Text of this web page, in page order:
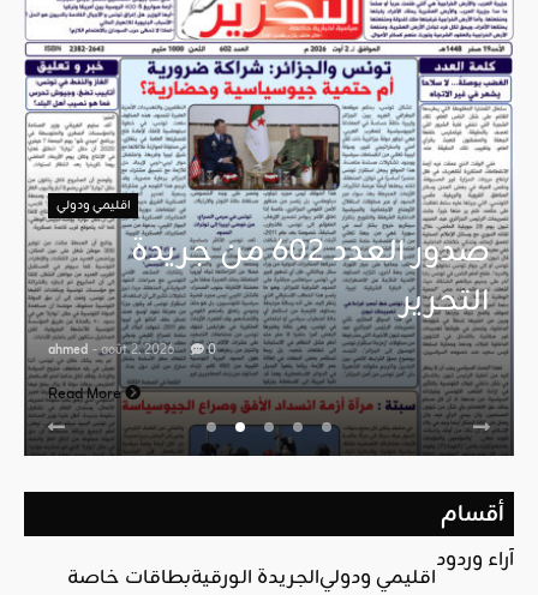
اقليمي ودولي
صدور العدد 602 من جريدة
التحرير
ahmed - août 2, 2026 0
Read More
أقسام
آراء وردود
اقليمي ودوليالجريدة الورقيةبطاقات خاصة